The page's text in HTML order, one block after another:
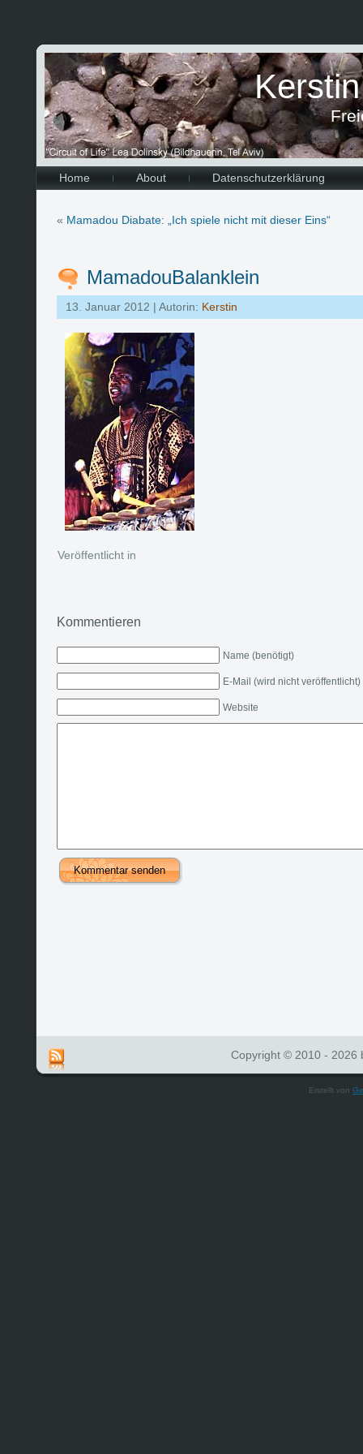
Home About Datenschutzerklärung
« Mamadou Diabate: „Ich spiele nicht mit dieser Eins“
MamadouBalanklein
13. Januar 2012 | Autorin: Kerstin
Veröffentlicht in
Kommentieren
Name (benötigt)
E-Mail (wird nicht
Website
Copyright © 2010 - 2026
Erstellt von